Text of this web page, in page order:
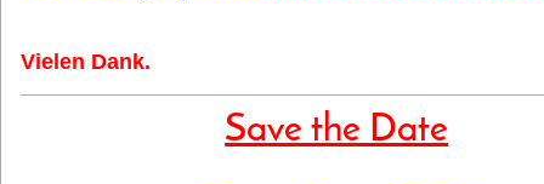
Vielen Dank.
Save the Date